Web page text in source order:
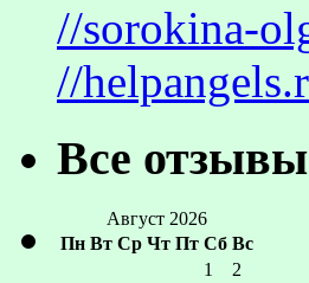
//sorokina-
//
Все отзывы
Август 2026
Пн Вт Ср Чт Пт Сб Вс
1
2